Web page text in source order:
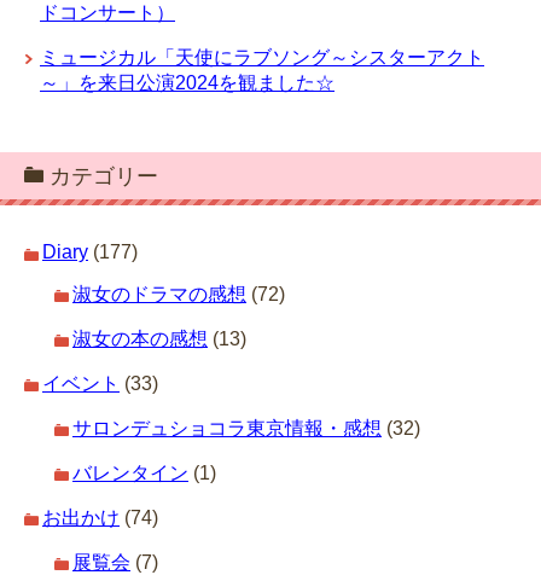
ドコンサート）
ミュージカル「天使にラブソング～シスターアクト
～」を来日公演2024を観ました☆
カテゴリー
Diary (177)
淑女のドラマの感想 (72)
淑女の本の感想 (13)
イベント (33)
サロンデュショコラ東京情報・感想 (32)
バレンタイン (1)
お出かけ (74)
展覧会 (7)